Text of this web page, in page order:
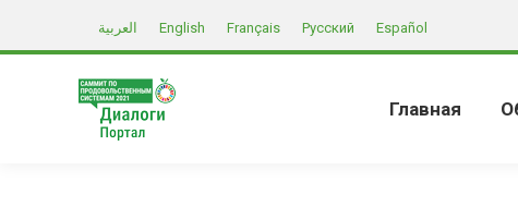
العربية English Français Русский Español
Главная